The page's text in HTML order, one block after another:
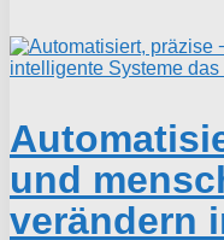
und
verändern